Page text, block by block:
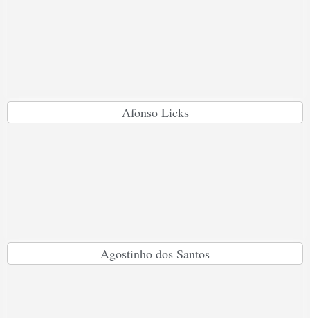
Afonso Licks
Agostinho dos Santos